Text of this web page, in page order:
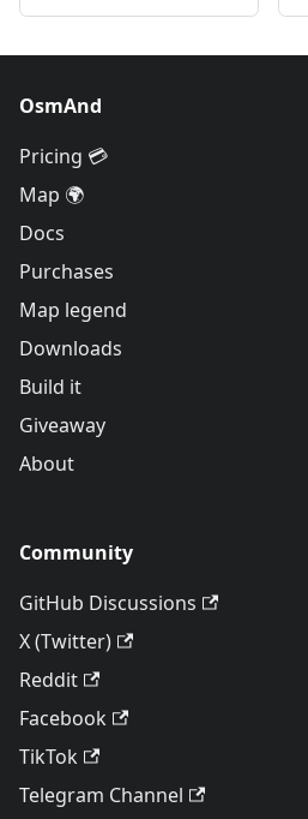
OsmAnd
Pricing 💳
Map 🌍
Docs
Purchases
Map legend
Downloads
Build it
Giveaway
About
Community
GitHub Discussions
X (Twitter)
Reddit
Facebook
TikTok
Telegram Channel